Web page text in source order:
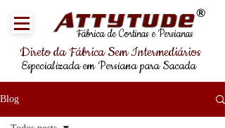
Fábrica de Cortinas e Persianas
®
Direto da Fábrica Sem Intermediários
Especializada em Persiana para Sacada
Blog